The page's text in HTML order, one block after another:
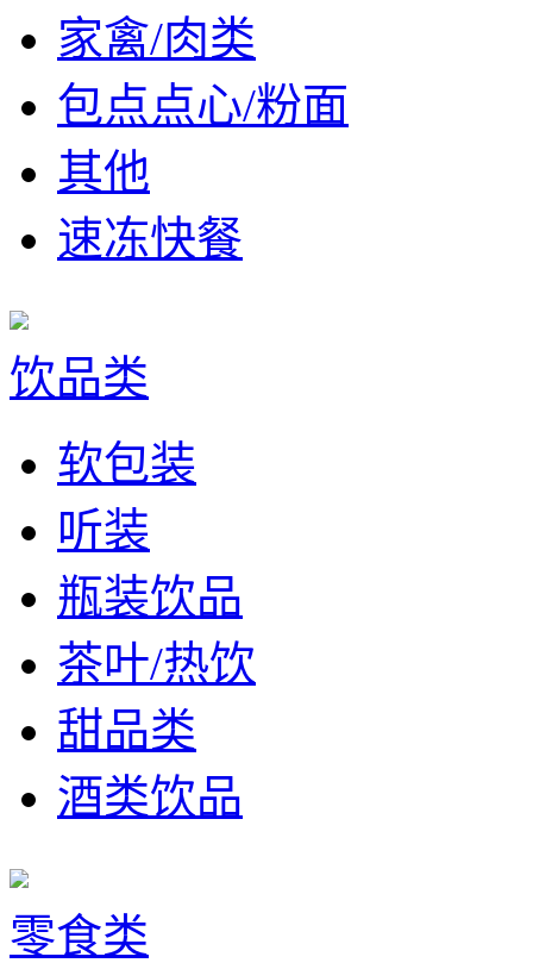
家禽/肉类
包点点心/粉面
其他
速冻快餐
饮品类
软包装
听装
瓶装饮品
茶叶/热饮
甜品类
酒类饮品
零食类